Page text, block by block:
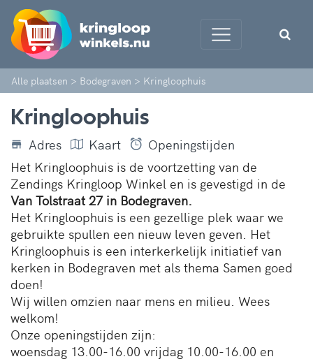
Alle plaatsen > Bodegraven > Kringloophuis
Kringloophuis
Adres Kaart
Openingstijden
Het Kringloophuis is de voortzetting van de
Zendings Kringloop Winkel en is gevestigd in de
Van Tolstraat 27 in Bodegraven.
Het Kringloophuis is een gezellige plek waar we
gebruikte spullen een nieuw leven geven. Het
Kringloophuis is een interkerkelijk initiatief van
kerken in Bodegraven met als thema Samen goed
doen!
Wij willen omzien naar mens en milieu. Wees
welkom!
Onze openingstijden zijn:
woensdag 13.00-16.00 vrijdag 10.00-16.00 en